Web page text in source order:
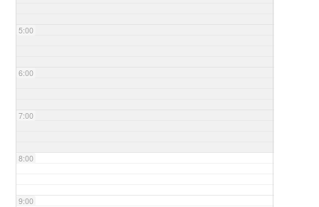
5:00
6:00
7:00
8:00
9:00